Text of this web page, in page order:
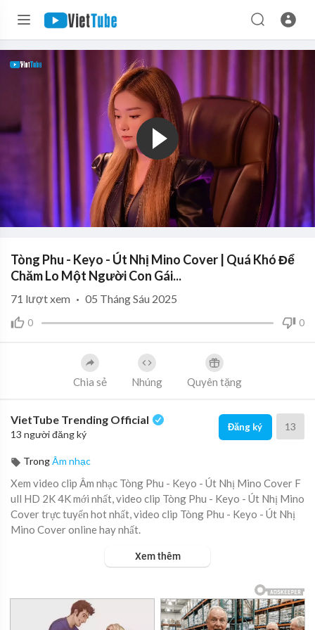
Tòng Phu - Keyo - Út Nhị Mino Cover | Quá Khó Để
Chăm Lo Một Người Con Gái...
0 0
71 lượt xem · 05 Tháng Sáu 2025
Chia sẻ Nhúng Quyên tặng
VietTube Trending Official
13 người đăng ký
Đăng ký 13
TrongÂm nhạc
Xem video clip Âm nhạc Tòng Phu - Keyo - Út Nhị Mino Cover F
ull HD 2K 4K mới nhất, video clip Tòng Phu - Keyo - Út Nhị Mino
Cover trực tuyến hot nhất, video clip Tòng Phu - Keyo - Út Nhị
Mino Cover online hay nhất.
TÒNG PHU - Keyo
Xem thêm